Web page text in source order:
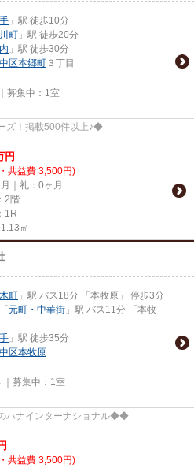
」駅 徒歩10分
町 」駅 徒歩20分
」駅 徒歩30分
区本郷町 ３丁目
募集中： 1室
ズ！掲載500件以上♪◆
円
共益費 3,500円)
｜礼：0ヶ月
2階
1R
㎡
町 」駅 バス18分 「本牧原」 停歩3分
「 元町・中華街 」駅 バス11分 「本牧
」駅 徒歩35分
区本牧原
募集中： 1室
ハナインターナショナル◆◆
共益費 3,500円)